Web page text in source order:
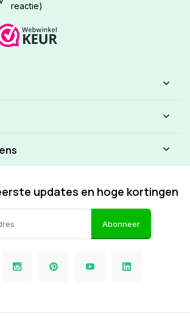
reactie)
updates en hoge kortingen
Abonneer